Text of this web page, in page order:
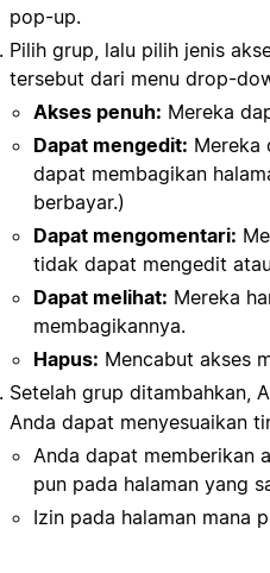
pop-up.
Pilih grup, lalu pilih jenis
tersebut dari menu drop-
Akses penuh: Mereka
Dapat mengedit: Mereka
dapat membagikan
berbayar.)
Dapat mengomentari:
tidak dapat mengedit
Dapat melihat: Mereka
membagikannya.
Hapus: Mencabut akses
Setelah grup ditambahkan,
Anda dapat menyesuaikan
Anda dapat memberikan
pun pada halaman yang
Izin pada halaman mana